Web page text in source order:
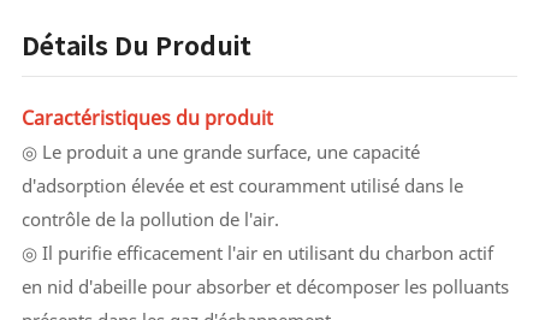
Détails Du Produit
Caractéristiques du produit
◎ Le produit a une grande surface, une capacité
d'adsorption élevée et est couramment utilisé dans le
contrôle de la pollution de l'air.
◎ Il purifie efficacement l'air en utilisant du charbon actif
en nid d'abeille pour absorber et décomposer les polluants